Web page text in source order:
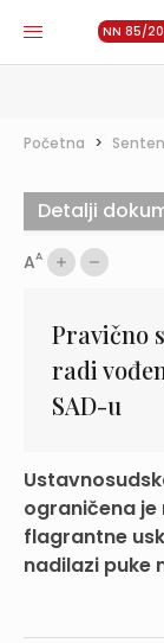
NN 85/
Početna >
AA
Pravično
radi
SAD-u
ograničena je
flagrantne
nadilazi puke
Detalji